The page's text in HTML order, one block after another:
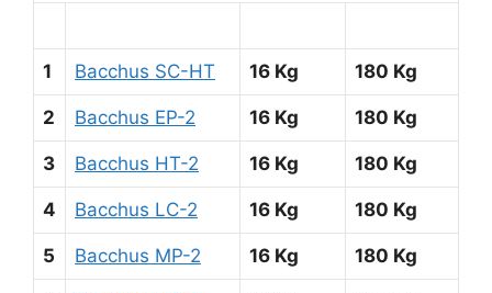
1 Bacchus SC-HT 16 Kg 180 Kg
2 Bacchus EP-2 16 Kg 180 Kg
3 Bacchus HT-2 16 Kg 180 Kg
4 Bacchus LC-2 16 Kg 180 Kg
5 Bacchus MP-2 16 Kg 180 Kg